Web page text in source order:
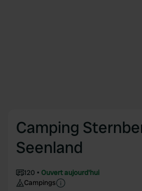
Camping
Seenland
120
Ouvert aujourd'hui
Campings